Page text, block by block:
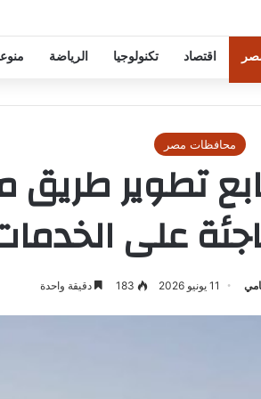
اقتصاد تكنولوجيا الرياضة
محافظات مصر
تطوير
على
11 يونيو 2026 183 دقيقة واحدة